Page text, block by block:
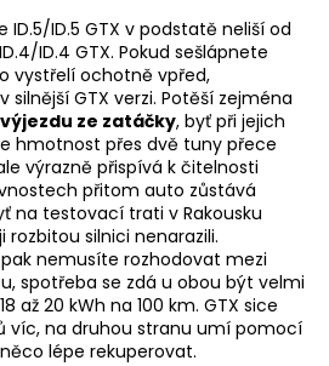
ID.5 GTX v podstatě neliší od
ID.4 GTX. Pokud sešlápnete
vystřelí ochotně vpřed,
GTX verzi. Potěší zejména
ze zatáčky, byť při jejich
hmotnost přes dvě tuny přece
výrazně přispívá k čitelnosti
přitom auto zůstává
na testovací trati v Rakousku
rozbitou silnici nenarazili.
nemusíte rozhodovat mezi
spotřeba se zdá u obou být velmi
až 20 kWh na 100 km. GTX sice
víc, na druhou stranu umí pomocí
lépe rekuperovat.